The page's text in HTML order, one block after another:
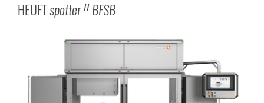
HEUFTspotter II BFSB